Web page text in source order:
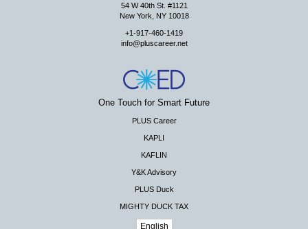
54 W 40th St. #1121
New York, NY 10018
+1-917-460-1419
info@pluscareer.net
One Touch for Smart Future
PLUS Career
KAPLI
KAFLIN
Y&K Advisory
PLUS Duck
MIGHTY DUCK TAX
English